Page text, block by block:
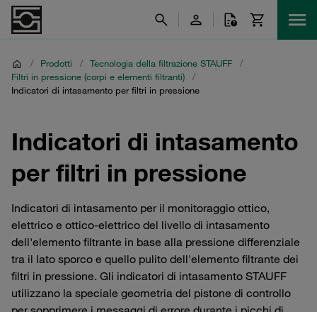
/ Prodotti / Tecnologia della filtrazione STAUFF
/
Filtri in pressione (corpi e elementi filtranti)
/
Indicatori di intasamento per filtri in pressione
Indicatori di intasamento
per filtri in pressione
Indicatori di intasamento per il monitoraggio ottico,
elettrico e ottico-elettrico del livello di intasamento
dell'elemento filtrante in base alla pressione differenziale
tra il lato sporco e quello pulito dell'elemento filtrante dei
filtri in pressione. Gli indicatori di intasamento STAUFF
utilizzano la speciale geometria del pistone di controllo